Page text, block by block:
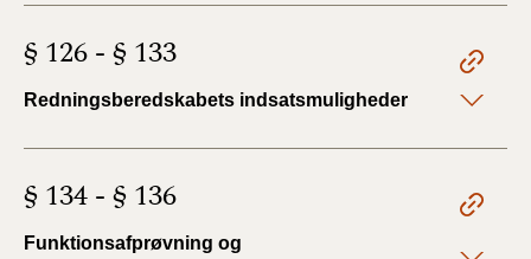
§ 126 - § 133
Redningsberedskabets indsatsmuligheder
§ 134 - § 136
Funktionsafprøvning og